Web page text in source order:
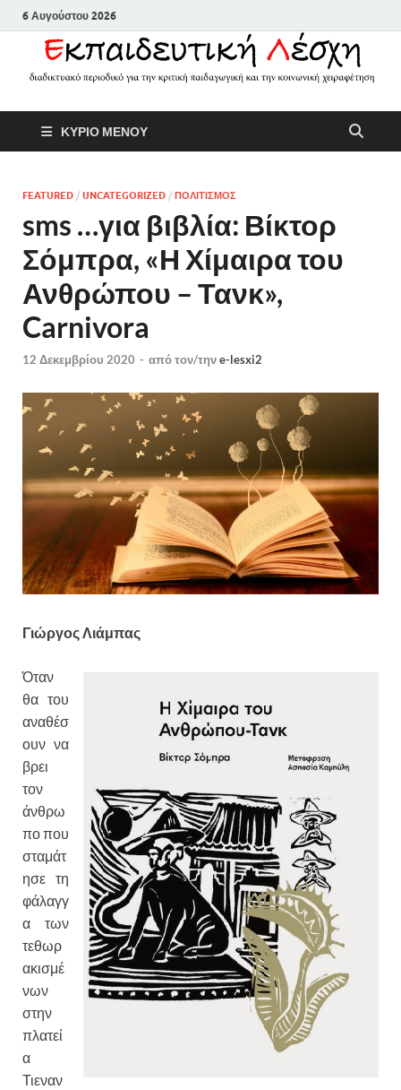
6 Αυγούστου 2026
κριτική παιδαγωγική και την
κοινωνική χειραφέτηση
ΚΥΡΙΟ ΜΕΝΟΥ
FEATURED / UNCATEGORIZED / ΠΟΛΙΤΙΣΜΟΣ
sms …για βιβλία: Βίκτορ
Σόμπρα, «Η Χίμαιρα του
Ανθρώπου – Τανκ»,
Carnivora
12 Δεκεμβρίου 2020 - από τον/τηνe-lesxi2
Γιώργος Λιάμπας
Όταν
θα του
αναθέσ
ουν να
βρει
τον
άνθρω
πο που
σταμάτ
ησε τη
φάλαγγ
α των
τεθωρ
ακισμέ
νων
στην
πλατεί
α
Τιεναν